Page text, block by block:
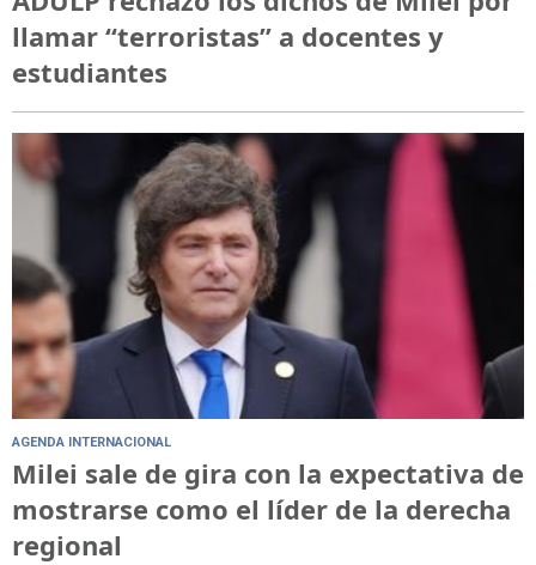
llamar “terroristas” a docentes y
estudiantes
AGENDA INTERNACIONAL
Milei sale de gira con la expectativa de
mostrarse como el líder de la derecha
regional